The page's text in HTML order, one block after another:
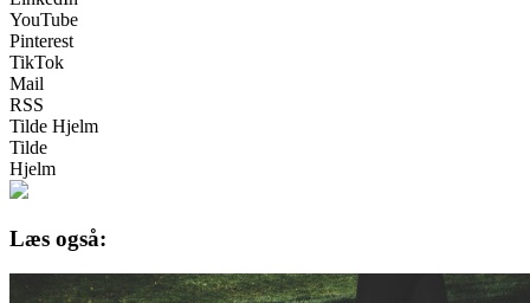
YouTube
Pinterest
TikTok
Mail
RSS
Tilde Hjelm
Tilde
Hjelm
Læs også: